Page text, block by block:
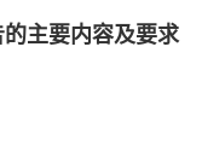
的主要内容及要求